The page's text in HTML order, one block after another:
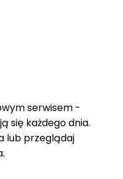
serwisem -
się każdego dnia.
lub przeglądaj